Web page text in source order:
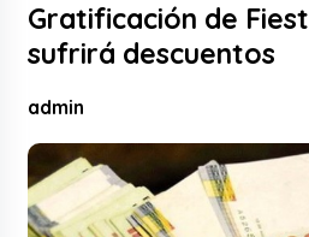
Gratificación de
sufrirá descuentos
admin